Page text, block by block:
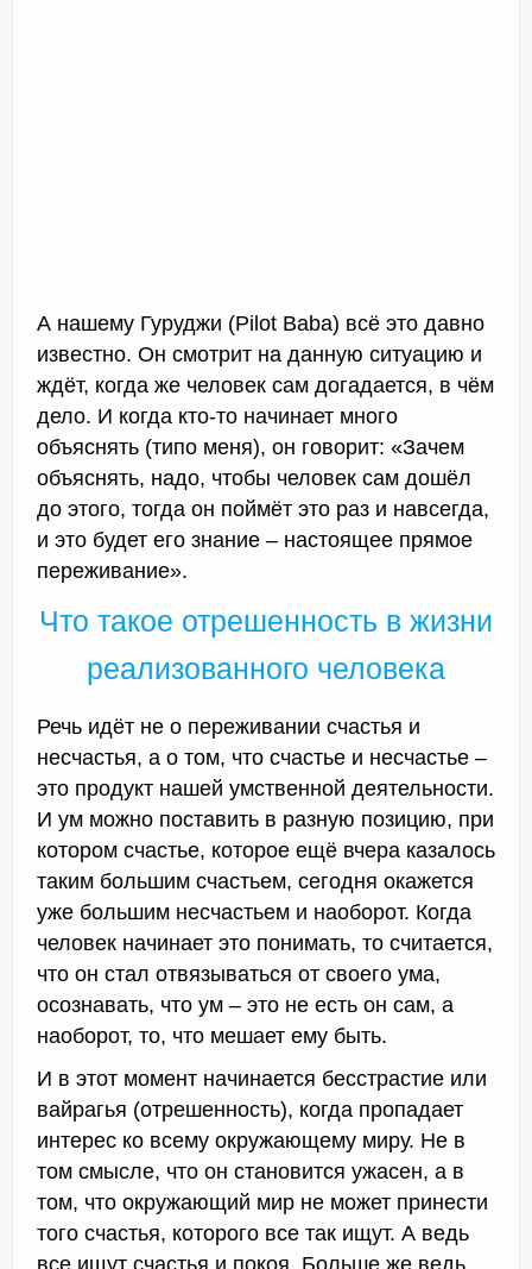
А нашему Гуруджи (Pilot Baba) всё это давно
известно. Он смотрит на данную ситуацию и
ждёт, когда же человек сам догадается, в чём
дело. И когда кто-то начинает много
объяснять (типо меня), он говорит: «Зачем
объяснять, надо, чтобы человек сам дошёл
до этого, тогда он поймёт это раз и навсегда,
и это будет его знание – настоящее прямое
переживание».
Что такое отрешенность в жизни
реализованного человека
Речь идёт не о переживании счастья и
несчастья, а о том, что счастье и несчастье –
это продукт нашей умственной деятельности.
И ум можно поставить в разную позицию, при
котором счастье, которое ещё вчера казалось
таким большим счастьем, сегодня окажется
уже большим несчастьем и наоборот. Когда
человек начинает это понимать, то считается,
что он стал отвязываться от своего ума,
осознавать, что ум – это не есть он сам, а
наоборот, то, что мешает ему быть.
И в этот момент начинается бесстрастие или
вайрагья (отрешенность), когда пропадает
интерес ко всему окружающему миру. Не в
том смысле, что он становится ужасен, а в
том, что окружающий мир не может принести
того счастья, которого все так ищут. А ведь
все ищут счастья и покоя. Больше же ведь